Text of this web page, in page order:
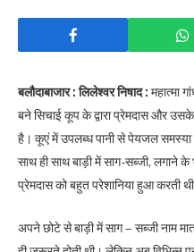
बलौदाबाजार : लिलेश्वर निषाद : महात्मा
बने सिचाई कूप के द्वारा प्रेमदास और उसके
है। कूएं में उपलब्ध पानी से पेयजल समस्या
साथ ही साथ बाड़ी में साग-सब्जी, लगाने
प्रेमदास को बहुत परेशानिया हुआ करती
अपने छोटे से बाड़ी में साग – सब्जी नाम